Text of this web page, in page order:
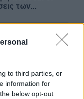
to third parties, or
information for
below opt-out
των
13:24